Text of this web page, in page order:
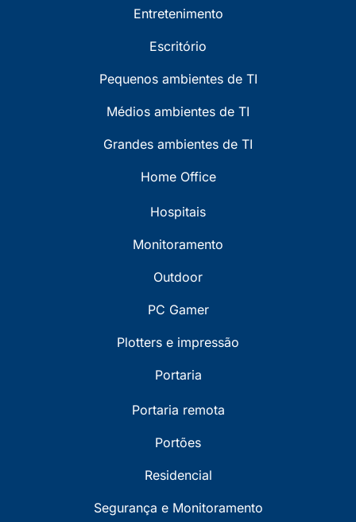
Entretenimento
Escritório
Pequenos ambientes de TI
Médios ambientes de TI
Grandes ambientes de TI
Home Office
Hospitais
Monitoramento
Outdoor
PC Gamer
Plotters e impressão
Portaria
Portaria remota
Portões
Residencial
Segurança e Monitoramento